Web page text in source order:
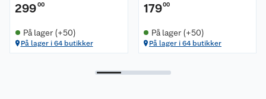
29900
På lager (+50)
På lager i 64 butikker
17900
På lager (+50)
På lager i 64 butikker
Leveringstid
Leie tilhenger
Bærekraft
Retur av el-avfall
Et varmere hjem
Gulv